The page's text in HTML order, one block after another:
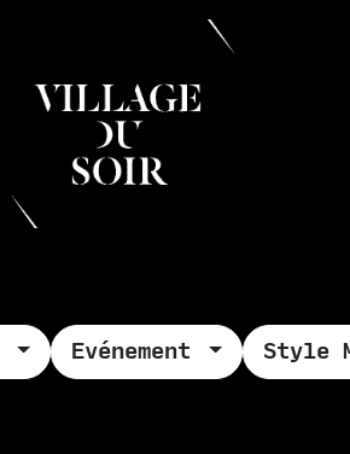
Evénement Style